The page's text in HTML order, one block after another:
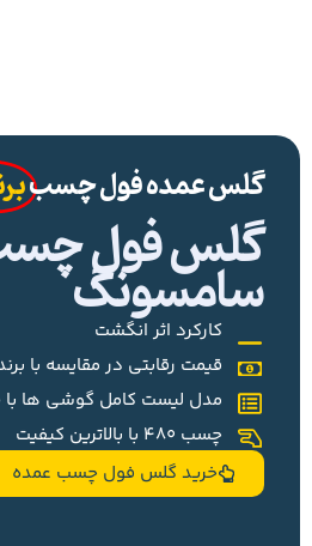
گلس عمده فول چسب
گلس فول
سامسونگ
کارکرد اثر انگشت
قیمت رقابتی در مقایسه با
مدل لیست کامل گوشی ها
چسب 480 با بالاترین کیفیت
خرید گلس فول چسب عمده